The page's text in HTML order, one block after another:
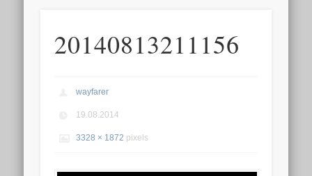
20140813211156
wayfarer
19.08.2014
3328 × 1872 pixels